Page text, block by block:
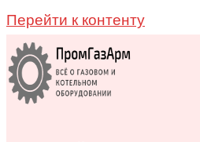
Перейти к контенту